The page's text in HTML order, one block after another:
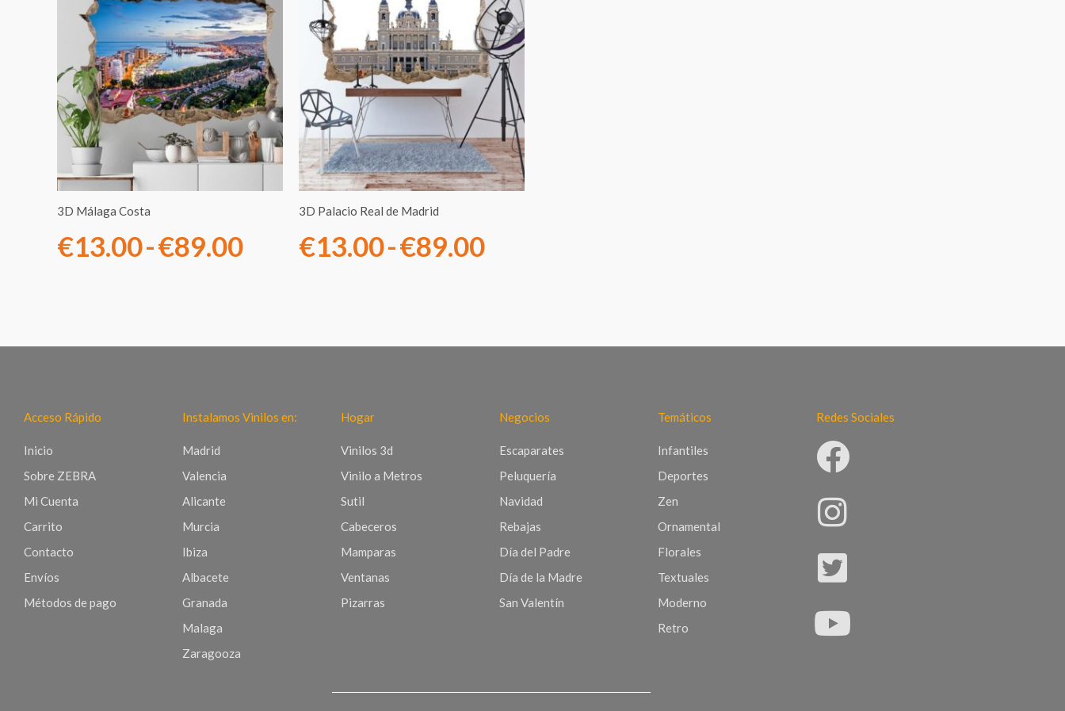
3D Málaga Costa
€13.00-€89.00
de
precios:
desde
€13.00
hasta
€89.003D Palacio Real de Madrid
€13.00-€89.00
de
precios:
desde
€13.00
hasta
€89.00
Acceso Rápido
Inicio
Sobre ZEBRA
Mi Cuenta
Carrito
Contacto
Envíos
Métodos de pago
Instalamos Vinilos en:
Madrid
Valencia
Alicante
Murcia
Ibiza
Albacete
Granada
Malaga
Zaragooza
Hogar
Vinilos 3d
Vinilo a Metros
Sutil
Cabeceros
Mamparas
Ventanas
Pizarras
Negocios
Escaparates
Peluquería
Navidad
Rebajas
Día del Padre
Día de la Madre
San Valentín
Temáticos
Infantiles
Deportes
Zen
Ornamental
Florales
Textuales
Moderno
Retro
Redes Sociales